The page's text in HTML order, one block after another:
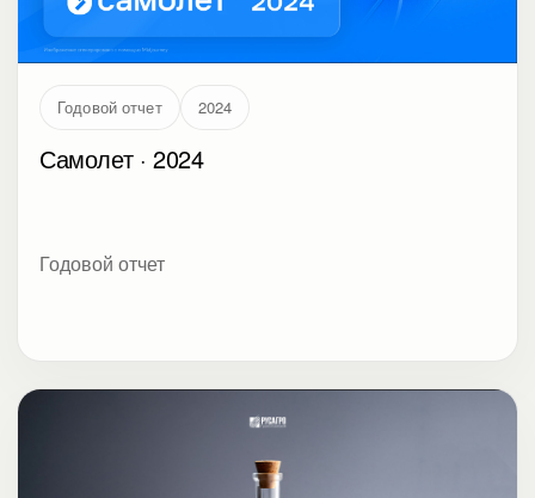
Годовой отчет 2024
Самолет · 2024
Годовой отчет